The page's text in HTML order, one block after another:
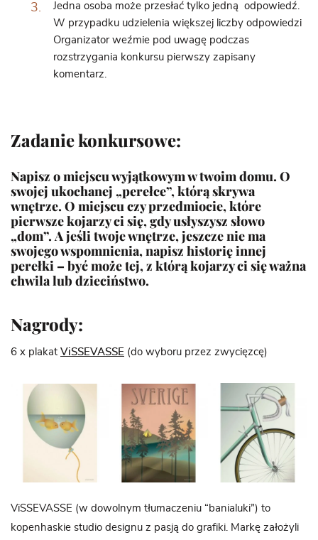
Jedna osoba może przesłać tylko jedną odpowiedź.
W przypadku udzielenia większej liczby odpowiedzi
Organizator weźmie pod uwagę podczas
rozstrzygania konkursu pierwszy zapisany
komentarz.
Zadanie konkursowe:
Napisz o miejscu wyjątkowym w twoim domu. O
swojej ukochanej „perełce”, którą skrywa
wnętrze. O miejscu czy przedmiocie, które
pierwsze kojarzy ci się, gdy usłyszysz słowo
„dom”. A jeśli twoje wnętrze, jeszcze nie ma
swojego wspomnienia, napisz historię innej
perełki – być może tej, z którą kojarzy ci się ważna
chwila lub dzieciństwo.
Nagrody:
6 x plakat ViSSEVASSE (do wyboru przez zwycięzcę)
ViSSEVASSE (w dowolnym tłumaczeniu “banialuki”) to
kopenhaskie studio designu z pasją do grafiki. Markę założyli